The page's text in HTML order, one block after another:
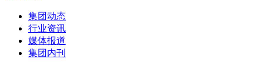
集团动态
行业资讯
媒体报道
集团内刊